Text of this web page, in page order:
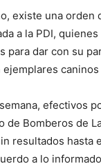
existe una orden
a la PDI,
para dar con su
efectivos
de Bomberos de
resultados hasta
a lo